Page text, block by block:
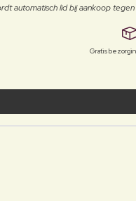
automatisch lid bij aankoop
Gratis